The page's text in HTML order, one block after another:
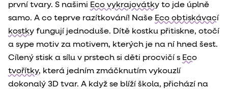
první tvary. S našimi Eco vykrajovátky to jde úplně
samo. A co teprve razítkování! Naše Eco obtiskávací
kostky fungují jednoduše. Dítě kostku přitiskne, otočí
a sype motiv za motivem, kterých je na ní hned šest.
Cílený stisk a sílu v prstech si děti procvičí s Eco
tvořítky, která jedním zmáčknutím vykouzlí
dokonalý 3D tvar. A když se blíží škola, přichází na